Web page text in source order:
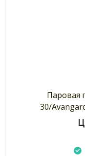
Паровая
30/